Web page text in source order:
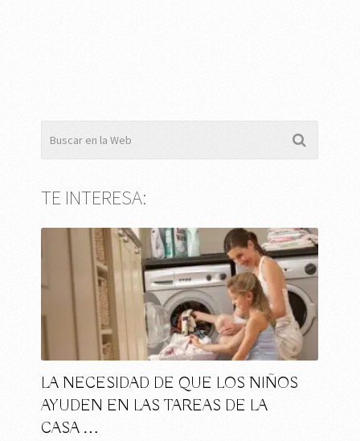
TE INTERESA:
LA NECESIDAD DE QUE LOS NIÑOS
AYUDEN EN LAS TAREAS DE LA
CASA …